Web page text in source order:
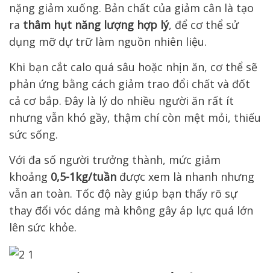
nặng giảm xuống. Bản chất của giảm cân là tạo
ra thâm hụt năng lượng hợp lý, để cơ thể sử
dụng mỡ dự trữ làm nguồn nhiên liệu.
Khi bạn cắt calo quá sâu hoặc nhịn ăn, cơ thể sẽ
phản ứng bằng cách giảm trao đổi chất và đốt
cả cơ bắp. Đây là lý do nhiều người ăn rất ít
nhưng vẫn khó gầy, thậm chí còn mệt mỏi, thiếu
sức sống.
Với đa số người trưởng thành, mức giảm
khoảng 0,5-1kg/tuần được xem là nhanh nhưng
vẫn an toàn. Tốc độ này giúp bạn thấy rõ sự
thay đổi vóc dáng mà không gây áp lực quá lớn
lên sức khỏe.